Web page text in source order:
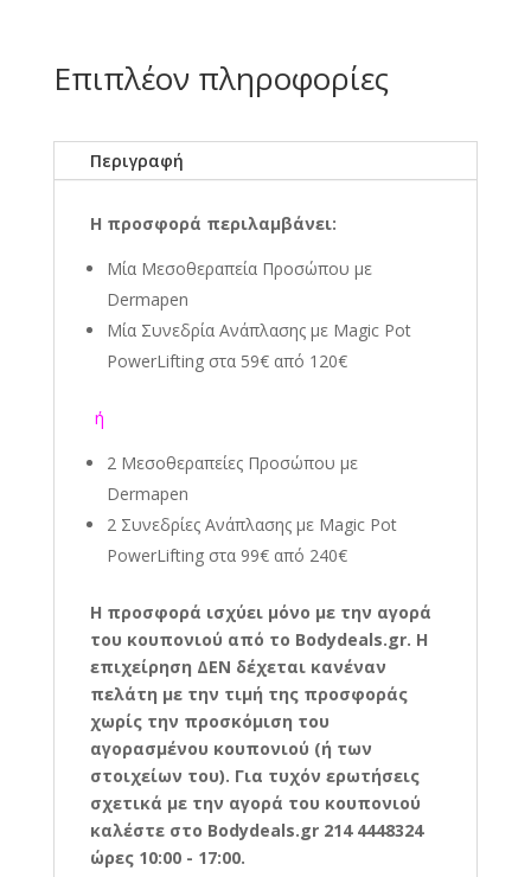
Επιπλέον πληροφορίες
Περιγραφή
Η προσφορά περιλαμβάνει:
Μία Μεσοθεραπεία Προσώπου με
Dermapen
Μία Συνεδρία Ανάπλασης με Magic Pot
PowerLifting στα 59€ από 120€
ή
2 Μεσοθεραπείες Προσώπου με
Dermapen
2 Συνεδρίες Ανάπλασης με Magic Pot
PowerLifting στα 99€ από 240€
Η προσφορά ισχύει μόνο με την αγορά
του κουπονιού από το Bodydeals.gr. Η
επιχείρηση ΔΕΝ δέχεται κανέναν
πελάτη με την τιμή της προσφοράς
χωρίς την προσκόμιση του
αγορασμένου κουπονιού (ή των
στοιχείων του). Για τυχόν ερωτήσεις
σχετικά με την αγορά του κουπονιού
καλέστε στο Bodydeals.gr 214 4448324
ώρες 10:00 - 17:00.